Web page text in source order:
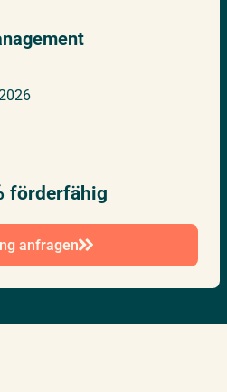
förderfähig
anfragen